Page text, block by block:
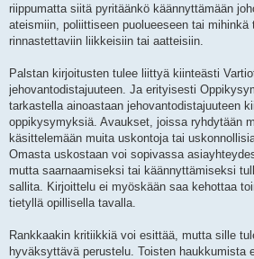
riippumatta siitä pyritäänkö käännyttämään
ateismiin, poliittiseen puolueeseen tai mihinkä
rinnastettaviin liikkeisiin tai aatteisiin.
Palstan kirjoitusten tulee liittyä kiinteästi
jehovantodistajuuteen. Ja erityisesti
tarkastella ainoastaan jehovantodistajuuteen
oppikysymyksiä. Avaukset, joissa ryhdytään
käsittelemään muita uskontoja tai
Omasta uskostaan voi sopivassa
mutta saarnaamiseksi tai käännyttämiseksi
sallita. Kirjoittelu ei myöskään saa kehottaa
tietyllä opillisella tavalla.
Rankkaakin kritiikkiä voi esittää, mutta sille
hyväksyttävä perustelu. Toisten haukkumista